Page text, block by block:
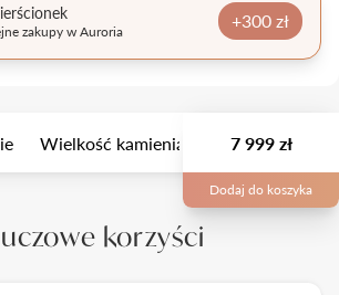
zakupy w Auroria +300 zł
Wielkość kamienia Opis
7 999 zł
Dodaj do koszyka
korzyści